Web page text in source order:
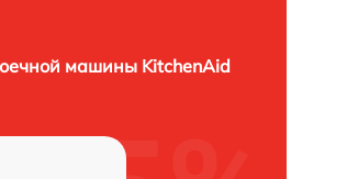
машины KitchenAid